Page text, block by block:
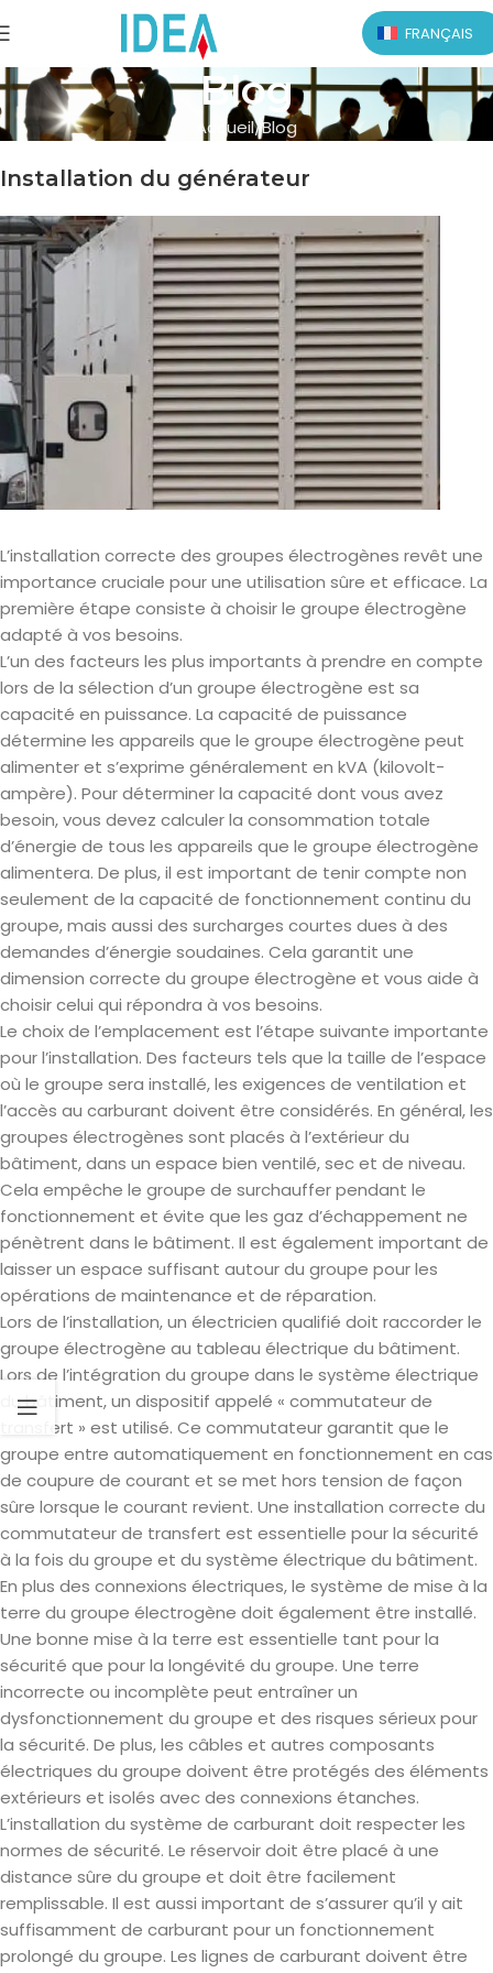
FRANÇAIS
Blog
Accueil Blog
Installation du générateur
L’installation correcte des groupes électrogènes revêt une
importance cruciale pour une utilisation sûre et efficace. La
première étape consiste à choisir le groupe électrogène
adapté à vos besoins.
L’un des facteurs les plus importants à prendre en compte
lors de la sélection d’un groupe électrogène est sa
capacité en puissance. La capacité de puissance
détermine les appareils que le groupe électrogène peut
alimenter et s’exprime généralement en kVA (kilovolt-
ampère). Pour déterminer la capacité dont vous avez
besoin, vous devez calculer la consommation totale
d’énergie de tous les appareils que le groupe électrogène
alimentera. De plus, il est important de tenir compte non
seulement de la capacité de fonctionnement continu du
groupe, mais aussi des surcharges courtes dues à des
demandes d’énergie soudaines. Cela garantit une
dimension correcte du groupe électrogène et vous aide à
choisir celui qui répondra à vos besoins.
Le choix de l’emplacement est l’étape suivante importante
pour l’installation. Des facteurs tels que la taille de l’espace
où le groupe sera installé, les exigences de ventilation et
l’accès au carburant doivent être considérés. En général, les
groupes électrogènes sont placés à l’extérieur du
bâtiment, dans un espace bien ventilé, sec et de niveau.
Cela empêche le groupe de surchauffer pendant le
fonctionnement et évite que les gaz d’échappement ne
pénètrent dans le bâtiment. Il est également important de
laisser un espace suffisant autour du groupe pour les
opérations de maintenance et de réparation.
Lors de l’installation, un électricien qualifié doit raccorder le
groupe électrogène au tableau électrique du bâtiment.
Lors de l’intégration du groupe dans le système électrique
du bâtiment, un dispositif appelé « commutateur de
transfert » est utilisé. Ce commutateur garantit que le
groupe entre automatiquement en fonctionnement en cas
de coupure de courant et se met hors tension de façon
sûre lorsque le courant revient. Une installation correcte du
commutateur de transfert est essentielle pour la sécurité
à la fois du groupe et du système électrique du bâtiment.
En plus des connexions électriques, le système de mise à la
terre du groupe électrogène doit également être installé.
Une bonne mise à la terre est essentielle tant pour la
sécurité que pour la longévité du groupe. Une terre
incorrecte ou incomplète peut entraîner un
dysfonctionnement du groupe et des risques sérieux pour
la sécurité. De plus, les câbles et autres composants
électriques du groupe doivent être protégés des éléments
extérieurs et isolés avec des connexions étanches.
L’installation du système de carburant doit respecter les
normes de sécurité. Le réservoir doit être placé à une
distance sûre du groupe et doit être facilement
remplissable. Il est aussi important de s’assurer qu’il y ait
suffisamment de carburant pour un fonctionnement
prolongé du groupe. Les lignes de carburant doivent être